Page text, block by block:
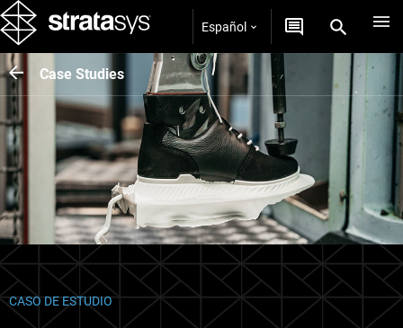
Español
Case Studies
CASO DE ESTUDIO